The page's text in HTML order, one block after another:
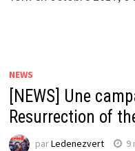
NEWS
[NEWS] Une
Resurrection of
parLedenezvert 9